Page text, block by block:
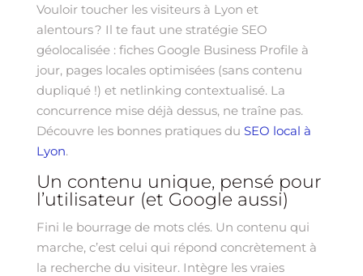
Vouloir toucher les visiteurs à Lyon et
alentours ? Il te faut une stratégie SEO
géolocalisée : fiches Google Business Profile à
jour, pages locales optimisées (sans contenu
dupliqué !) et netlinking contextualisé. La
concurrence mise déjà dessus, ne traîne pas.
Découvre les bonnes pratiques du SEO local à
Lyon.
Un contenu unique, pensé pour
l’utilisateur (et Google aussi)
Fini le bourrage de mots clés. Un contenu qui
marche, c’est celui qui répond concrètement à
la recherche du visiteur. Intègre les vraies